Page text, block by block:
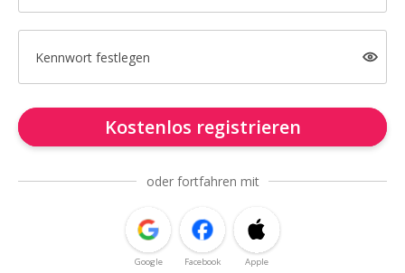
Kennwort festlegen
Kostenlos registrieren
oder fortfahren mit
Google Facebook Apple